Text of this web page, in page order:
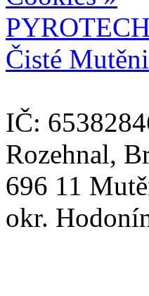
Čisté
IČ:
Rozehnal,
696 11
okr.